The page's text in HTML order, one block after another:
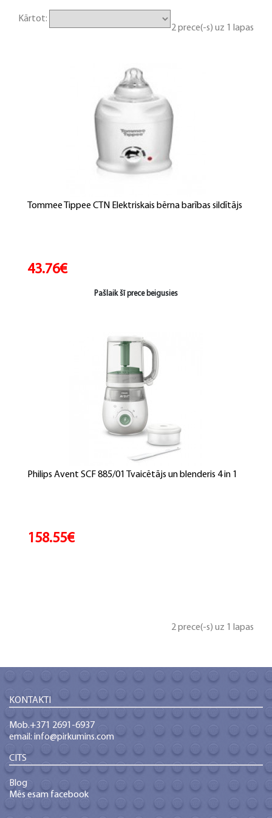
Kārtot:
2 prece(-s) uz 1 lapas
Tommee Tippee CTN Elektriskais bērna barības sildītājs
43.76€
Pašlaik šī prece beigusies
Philips Avent SCF 885/01 Tvaicētājs un blenderis 4 in 1
158.55€
2 prece(-s) uz 1 lapas
KONTAKTI
Mob.+371 2691-6937
email: info@pirkumins.com
CITS
Blog
Mēs esam facebook